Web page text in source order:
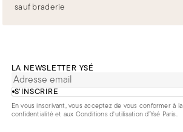
sauf braderie
LA NEWSLETTER YSÉ
S’INSCRIRE
En vous inscrivant, vous acceptez de vous conformer à la
confidentialitéet aux Conditions d'utilisation d’Ysé Paris.